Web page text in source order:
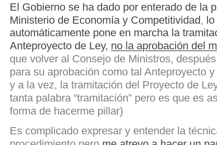
El Gobierno se ha dado por enterado de la
Ministerio de Economía y Competitividad, lo
automáticamente pone en marcha la
Anteproyecto de Ley, no la aprobación del
que volver al Consejo de Ministros,
para su aprobación como tal Anteproyecto
y a la vez, la tramitación del Proyecto de
tanta palabra “tramitación” pero es que es
forma de hacerme pillar)
Es complicado expresar y entender la